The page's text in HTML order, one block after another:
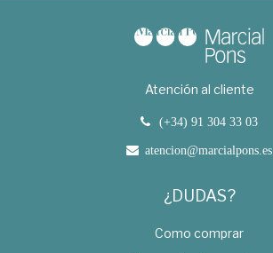
Atención al cliente
(+34) 91 304 33 03
atencion@marcialpons.es
¿DUDAS?
Como comprar